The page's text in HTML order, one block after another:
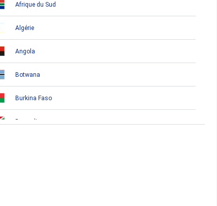
Afrique du Sud
Algérie
Angola
Botwana
Burkina Faso
Burundi